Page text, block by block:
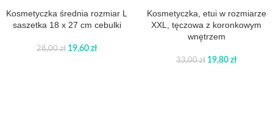
Kosmetyczka średnia rozmiar L
saszetka 18 x 27 cm cebulki
28,00zł 19,60 zł
Kosmetyczka, etui w rozmiarze
XXL, tęczowa z koronkowym
wnętrzem
33,00zł 19,80 zł